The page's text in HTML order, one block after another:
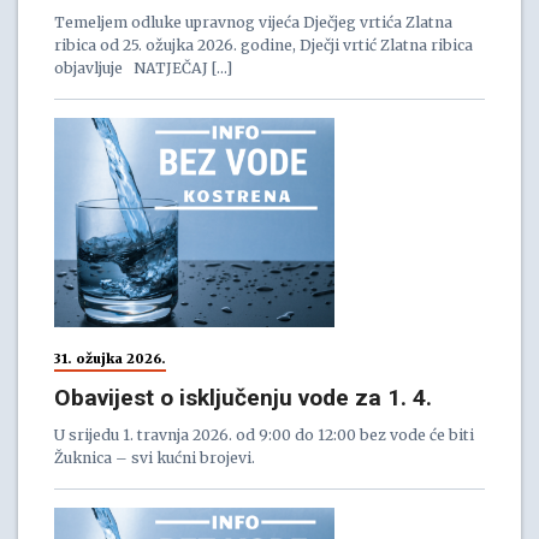
Temeljem odluke upravnog vijeća Dječjeg vrtića Zlatna
ribica od 25. ožujka 2026. godine, Dječji vrtić Zlatna ribica
objavljuje NATJEČAJ […]
31. ožujka 2026.
Obavijest o isključenju vode za 1. 4.
U srijedu 1. travnja 2026. od 9:00 do 12:00 bez vode će biti
Žuknica – svi kućni brojevi.